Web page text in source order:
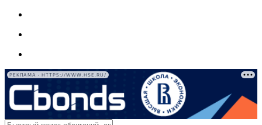
РЕКЛАМА • HTTPS://WWW.HSE.RU/